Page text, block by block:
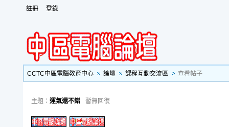
註冊 登錄
CCTC中區電腦教育中心 論壇 課程互動交流區 查看帖子
主題： 運氣還不錯 暫無回復